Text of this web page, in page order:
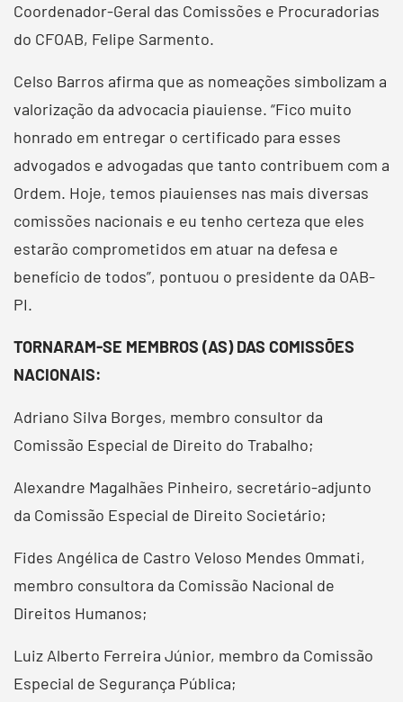
Coordenador-Geral das Comissões e Procuradorias
do CFOAB, Felipe Sarmento.
Celso Barros afirma que as nomeações simbolizam a
valorização da advocacia piauiense. “Fico muito
honrado em entregar o certificado para esses
advogados e advogadas que tanto contribuem com a
Ordem. Hoje, temos piauienses nas mais diversas
comissões nacionais e eu tenho certeza que eles
estarão comprometidos em atuar na defesa e
benefício de todos”, pontuou o presidente da OAB-
PI.
TORNARAM-SE MEMBROS (AS) DAS COMISSÕES
NACIONAIS:
Adriano Silva Borges, membro consultor da
Comissão Especial de Direito do Trabalho;
Alexandre Magalhães Pinheiro, secretário-adjunto
da Comissão Especial de Direito Societário;
Fides Angélica de Castro Veloso Mendes Ommati,
membro consultora da Comissão Nacional de
Direitos Humanos;
Luiz Alberto Ferreira Júnior, membro da Comissão
Especial de Segurança Pública;